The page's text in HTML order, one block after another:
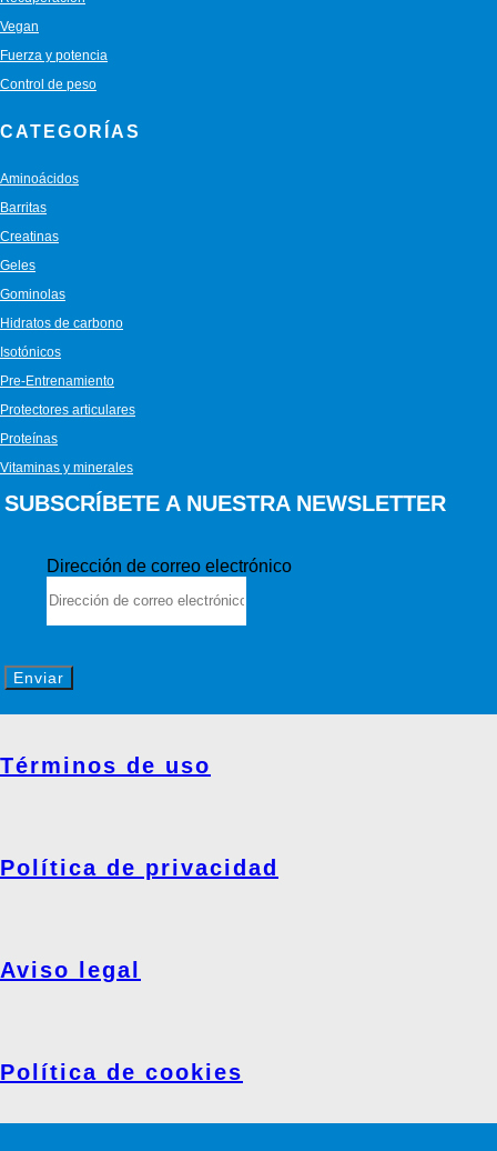
Vegan
Fuerza y potencia
Control de peso
CATEGORÍAS
Aminoácidos
Barritas
Creatinas
Geles
Gominolas
Hidratos de carbono
Isotónicos
Pre-Entrenamiento
Protectores articulares
Proteínas
Vitaminas y minerales
SUBSCRÍBETE A NUESTRA NEWSLETTER
Dirección de correo electrónico
Enviar
Términos de uso
Política de privacidad
Aviso legal
Política de cookies